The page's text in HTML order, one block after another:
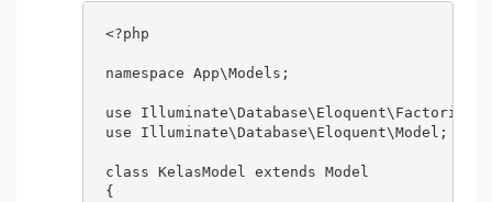
<?php
namespace App\Models;
use
use Illuminate\Database\Eloquent\Model;
class KelasModel extends Model
{